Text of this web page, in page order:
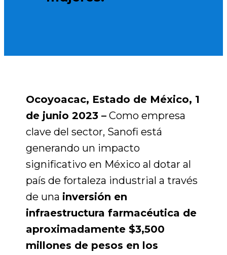
Ocoyoacac, Estado de México, 1
de junio 2023 – Como empresa
clave del sector, Sanofi está
generando un impacto
significativo en México al dotar al
país de fortaleza industrial a través
de una inversión en
infraestructura farmacéutica de
aproximadamente $3,500
millones de pesos en los